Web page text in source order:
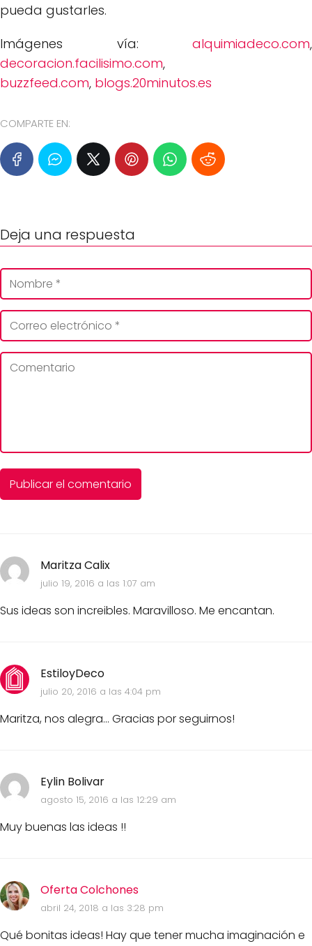
pueda gustarles.
Imágenes vía: alquimiadeco.com,
decoracion.facilisimo.com,
buzzfeed.com, blogs.20minutos.es
COMPARTE EN:
Maritza Calix
julio 19, 2016 a las 1:07 am
Sus ideas son increibles. Maravilloso. Me encantan.
EstiloyDeco
julio 20, 2016 a las 4:04 pm
Maritza, nos alegra... Gracias por seguirnos!
Eylin Bolivar
agosto 15, 2016 a las 12:29 am
Muy buenas las ideas !!
Oferta Colchones
abril 24, 2018 a las 3:28 pm
Qué bonitas ideas! Hay que tener mucha imaginación e
Deja una respuesta